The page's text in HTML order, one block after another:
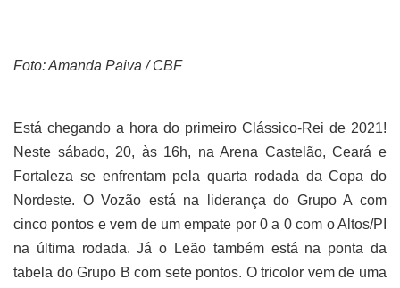
Foto: Amanda Paiva / CBF
Está chegando a hora do primeiro Clássico-Rei de 2021!
Neste sábado, 20, às 16h, na Arena Castelão, Ceará e
Fortaleza se enfrentam pela quarta rodada da Copa do
Nordeste. O Vozão está na liderança do Grupo A com
cinco pontos e vem de um empate por 0 a 0 com o Altos/PI
na última rodada. Já o Leão também está na ponta da
tabela do Grupo B com sete pontos. O tricolor vem de uma